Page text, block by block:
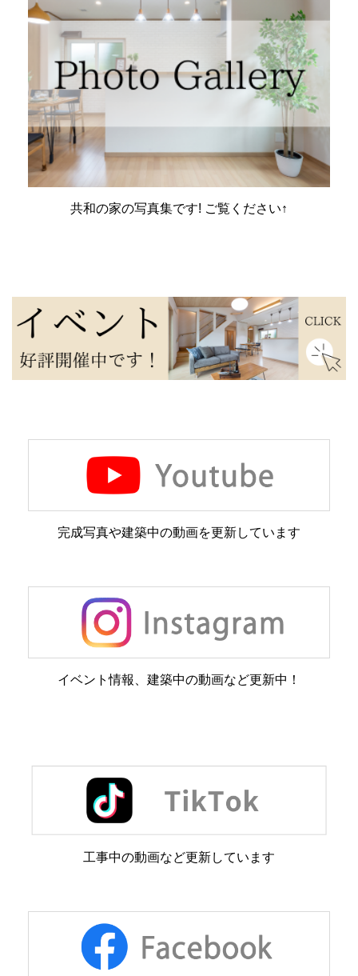
共和の家の写真集です! ご覧ください↑
完成写真や建築中の動画を更新しています
イベント情報、建築中の動画など更新中！
工事中の動画など更新しています